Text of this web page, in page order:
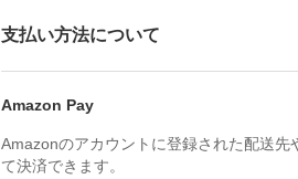
支払い方法について
Amazon Pay
Amazonのアカウントに登録された配送先
て決済できます。